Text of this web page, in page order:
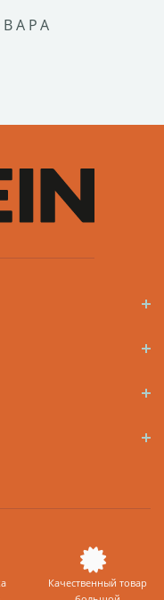
Качественный товар